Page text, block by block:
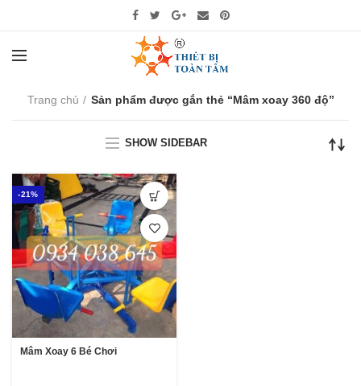
Trang chủ Sản phẩm được gắn thẻ “Mâm xoay 360 độ”
SHOW SIDEBAR
-21%
Mâm Xoay 6 Bé Chơi